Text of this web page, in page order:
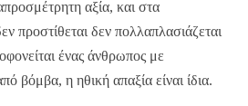
αξία, και στα
προστίθεται δεν πολλαπλασιάζεται
ένας άνθρωπος με
βόμβα, η ηθική απαξία είναι ίδια.